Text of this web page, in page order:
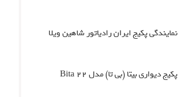
نمایندگی پکیج ایران رادیاتور شاهین ویلا
پکیج دیواری بیتا (بی تا) مدل Bita 22